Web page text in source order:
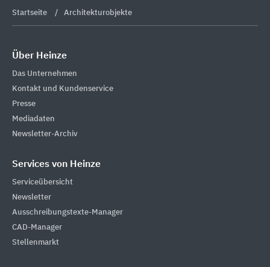
Startseite Architekturobjekte
Über Heinze
Das Unternehmen
Kontakt und Kundenservice
Presse
Mediadaten
Newsletter-Archiv
Services von Heinze
Serviceübersicht
Newsletter
Ausschreibungstexte-Manager
CAD-Manager
Stellenmarkt